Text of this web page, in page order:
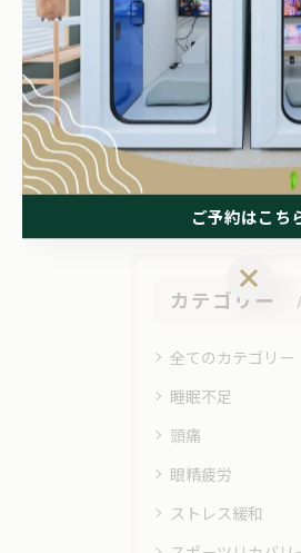
< 前のページ 一覧に戻る
関連タ
#疲労回復
カテゴリー
全てのカテゴリー
睡眠不足
頭痛
眼精疲労
ストレス緩和
ご予約はこちら
ご予約はこち